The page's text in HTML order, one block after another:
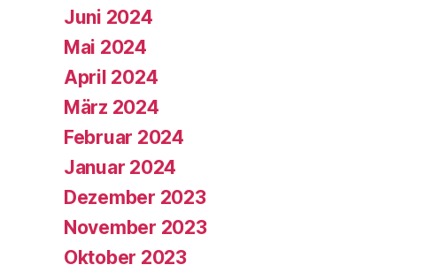
Juni 2024
Mai 2024
April 2024
März 2024
Februar 2024
Januar 2024
Dezember 2023
November 2023
Oktober 2023